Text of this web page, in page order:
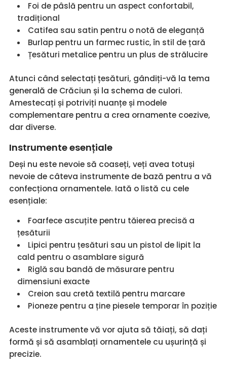
Foi de pâslă pentru un aspect confortabil,
tradițional
Catifea sau satin pentru o notă de eleganță
Burlap pentru un farmec rustic, în stil de țară
Țesături metalice pentru un plus de strălucire
Atunci când selectați țesături, gândiți-vă la tema
generală de Crăciun și la schema de culori.
Amestecați și potriviți nuanțe și modele
complementare pentru a crea ornamente coezive,
dar diverse.
Instrumente esențiale
Deși nu este nevoie să coaseți, veți avea totuși
nevoie de câteva instrumente de bază pentru a vă
confecționa ornamentele. Iată o listă cu cele
esențiale:
Foarfece ascuțite pentru tăierea precisă a
țesăturii
Lipici pentru țesături sau un pistol de lipit la
cald pentru o asamblare sigură
Riglă sau bandă de măsurare pentru
dimensiuni exacte
Creion sau cretă textilă pentru marcare
Pioneze pentru a ține piesele temporar în poziție
Aceste instrumente vă vor ajuta să tăiați, să dați
formă și să asamblați ornamentele cu ușurință și
precizie.